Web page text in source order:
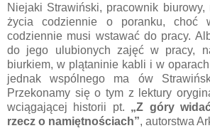
Niejaki Strawiński, pracownik
życia codziennie o poranku, choć
codziennie musi wstawać do pracy.
do jego ulubionych zajęć w pracy,
biurkiem, w plątaninie kabli i w
jednak wspólnego ma ów
Przekonamy się o tym z lektury
wciągającej historii pt. „Z góry
rzecz o namiętnościach”, autorstwa